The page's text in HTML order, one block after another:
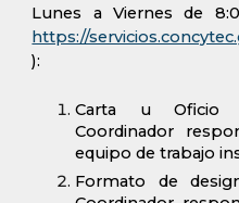
Lunes a Viernes de
https://
):
Carta u Oficio
Coordinador
equipo de trabajo
Formato de